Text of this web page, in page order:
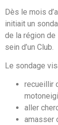
Dès le mois
initiait un
de la région de
sein d’un Club.
Le sondage
recueillir
aller
amasser